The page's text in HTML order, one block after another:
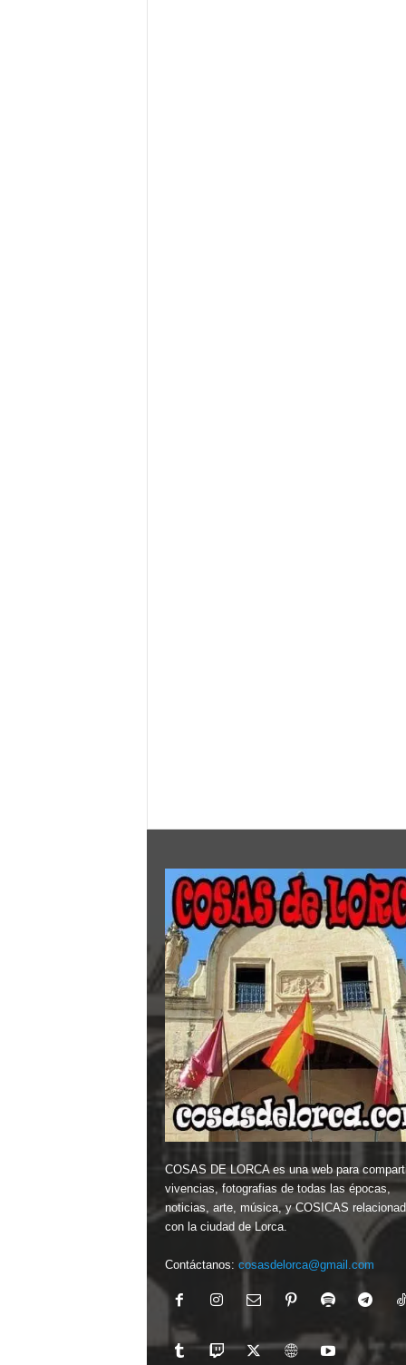
COSAS DE LORCA es una web para
vivencias, fotografias de todas las épocas,
noticias, arte, música, y COSICAS
con la ciudad de Lorca.
Contáctanos: cosasdelorca@gmail.com